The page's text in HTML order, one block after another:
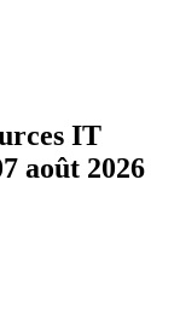
IT
août 2026